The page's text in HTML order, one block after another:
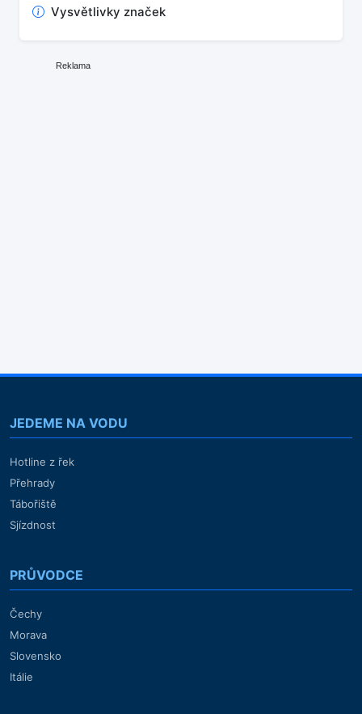
Vysvětlivky značek
Reklama
JEDEME NA VODU
Hotline z řek
Přehrady
Tábořiště
Sjízdnost
PRŮVODCE
Čechy
Morava
Slovensko
Itálie